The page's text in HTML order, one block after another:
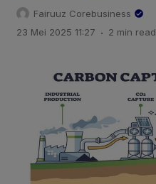
Fairuuz Corebusiness
23 Mei 2025 11:27 . 2 min read